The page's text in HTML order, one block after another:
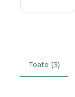
Toate (3)